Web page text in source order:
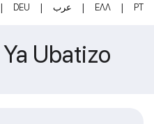
| DEU | عرب | ΕΛΛ | PT
Ubatizo